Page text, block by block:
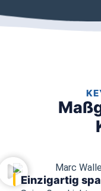
Einzigartig